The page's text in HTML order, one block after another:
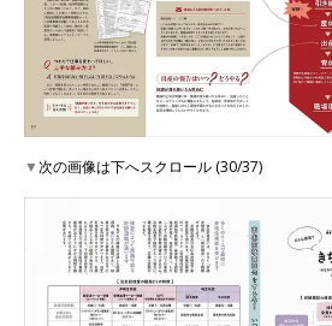
▼次の画像は下へスクロール (30/37)